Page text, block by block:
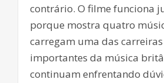
contrário. O filme funciona
porque mostra quatro
carregam uma das
importantes da música
continuam enfrentando